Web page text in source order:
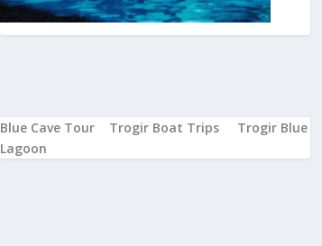
Blue Cave Tour Trogir Boat Trips
Trogir Blue
Lagoon